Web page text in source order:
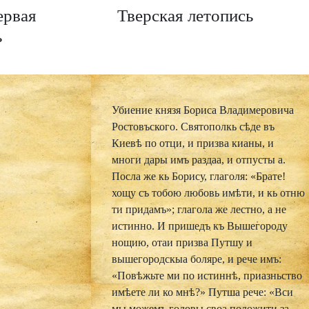
Тверская летопись
Убиение князя Бориса Владимеровича Ростовъского. Святополкь сѣде въ Киевѣ по отци, и призва кианы, и многи дары имъ раздаа, и отпусты а. Посла же кь Борису, глаголя: «Брате! хощу съ тобою любовь имѣти, и кь отню ти придамъ»; глагола же лестно, а не истинно. И пришедъ къ Вышегороду нощию, отаи призва Путшу и вышегородскыа боляре, и рече имъ: «Повѣжьте ми по истиннѣ, приазньство имѣете ли ко мнѣ?» Путша рече: «Вси мы можемъ головы своа положити за тя». Видѣвъ же диаволь, искони ненавидяи добра человѣку, яко всю надежду свою на Бога положиль есть святыи Борись, начатъ подвижнѣе бывати и обрѣть, якоже и Каина на братоубииство горяща, такоже и окааннаго Святополка, по истиннѣ втораго Каина, улови мысль его, яко да избыетъ вся наслѣдникы отца своего, и самъ прииметь всю власть Рускую единь. Тогда призва къ себѣ окаанныи, проклятыи Святополкь съвѣтники всему злу и началникы всеа неправды, и отвръзе прескврыиаа своа уста, и испусти злыи свои глась, и рече Путшинѣ чади: «Аще убо обѣщастеся главы своа положити за мя, то шедше, братиа моа, да где обрящете брата моего Бориса, исмотривше времени убиите его»; и обѣщашася ему тако сътворити. О таковыхъ рече пророкь: "Скоры суть пролиати кровь бес правды; сии бо обѣщаваются крови, и събираютъ себѣ злаа; сихъ путие суть събирающе безаконие, и нечестиемь бо свою душу обиемлютъ". Блаженныи же Борисъ, якоже бѣ посланъ отъ отца своего, и не обрѣте противныхъ своихъ и възвратися; и слышавь о отни смерти, и како потаилъ Святополкь смерть отца своего, и не хотя ити кь Киеву, но якоже бѣ воротилься, и пришедъ ста на Алтѣ шатры; и рѣша ему дружина: «Поиди, сяди въ Киевѣ на столѣ отца своего, се бо вси вои въ руку ти суть». Онъ же къ нимъ отвѣщавааше: «Не буди мнѣ того възяты рукы на брата моего, еще же и старѣишаго, егоже быхъ имѣль яко отца; мнози бо языци въ дому отца моего и превратятъ сердце мое, еже прогнати ми его; якоже и отецъ мои сътвори прежде святаго крещениа». Се же слышавше вои, разыидошася отъ него, а самъ остася токмо съ отрокы своими. И бяше день суботныи, а самъ бѣаше въ велицѣ тузѣ и печали, и влѣзь въ шатерь свои съкрушенымъ сердцемъ, и плакаашеся ськрушенымъ сердцемъ, а душею радостною жалостно глась свои испущааше: «Слезь моихъ не презри, Владыко! да якоже уповаю на тя, тако да сь твоими рабы прииму часть и жребии съ всѣми святыми твоими, яко ты еси Богь милостивь и тебѣ славу възсылаемъ Отцу и Сыну и Святому Духу, нынѣ и присно и въ вѣкы вѣкомъ». Помышляашетъ же мучение и страсть святаго мученика Никиты и святаго Вячеслава, брата Болеславля, князя Чьского, подобно сему убиену бывшу отъ Болеслава, Лятьского князя, брата суща, и како святѣи Варварѣ отець свои убиица бысть; и помышляаше слово премудраго Соломона: праведници въ вѣкы живуть, отъ Господа мзда ихь и строение ихъ отъ Вышняго; и о семъ словеси токмо утѣшаашеся. Таче бысть вечеръ, повелѣ пѣти вечерню, а самъ влѣзь въ шатерь, нача творити вечернюю, съ слезами горкыми и частымъ въздыханиемъ и стенаниемъ многымь. По сихъ же леже спати, и бяше сонь его въ мнозѣ размышлении и въ печали крѣпцѣ и страшнѣ, како предатися на страсть, и како пострадати, и течение скончати, и вѣру сьблюсти, яко да неищадымыи вѣнець прииметъ отъ рукы Вседрьжителя. И възбнувь рано, и видѣ, яко годъ есть утрении, бѣ же въ святую недѣлю, и рече къ прозвитеру своему: «Въставь, начни утренюю»; самъ же, обувь нозѣ свои и лице свое умывъ, начатъ молитися Господу Богу. Послании же отъ Святополка приидоша на Алто въ нощь ту, и подступиша близь шатра, и слышаша гласъ блаженнаго страстотръпца, поюще псалмы заутреняа. Бяше же ему вѣсть о убиении его, и начать пѣти: "Господи! что ся умножиша стужающеи ми? Мнози вьсташа на мя; и прочаа псалма того. И начатъ пѣти псалтырь, глаголя, "яко обыдоша мя пси мнози и юнци тучнии обдрьжаща мя"; и паки: "Господи, Боже мои! на тя уповахъ, и спаси мя; таче по семъ канонь". И скончаша ему утренюю, начатъ молитися, зря ко иконѣ Господни, глаголя сице: «Господи Исусе Христе! Иже симъ образомъ явися на земли, изволивыи своею волею пригвоздитися на крестѣ, и приимъ смерть грѣхь ради нашихъ, и сподоби мя тако приати страсть». И яко услышааше топотъ золъ около шатра, и трепетенъ бывь, нача слезы испущати отъ очию своею, и глаголаше: «Слава ти, Господи, о всемь томъ яко сподобиль ми еси, зависти ради, приати горкую смерть, и все пострадати любве ради словесе твоего; не въсхотѣхъ бо себе самъ възыскати, ничтоже себе изволихъ по апостолу: любы тръпитъ, всему вѣру емлетъ, не ищетъ своихъ си; и пакы: боязни въ любви нѣсть, но съврьшенна любовь вонъ изгоняетъ страхъ; тѣмже, Владыко, душа моа въ руку твоею есть выну, яко закона твоего не забыхъ; яко Господу годѣ, тако и бысть.» И яко узрѣ прозвитерь его и отрокь, иже служааше предъ нимъ, господина своего дряхла и печалию обилна суща зѣло, расплакастася и глаголаста: «Милыи наю господине драгыи! коликои благости сподобися, яко не въсхотѣ противитися брату своему, любве ради Божиа, колико воа дръжа въ руку свою!». И си рекша, умилистася и умлькоста, и абие узрѣста текущихъ кь шатру, блистания оружиа, и мечное оцѣщение. Безъ милости прободено бысть честное и многомилостивое тѣло святаго и блаженнаго страстотрьпца Бориса; и въскочивше въ шатрь насунуша его копиемъ окаанныи Путша, и Талець, и Еловичь, и Ляшко. Видѣвъ же се отрокъ его, връжеся на тѣло его, рекь: «Да не остану тебе, господине мои драгыи; да идеже красота тѣла твоего увядаетъ, ту и азъ сподоблень буду животь свои скончати». Бяше же сеи отрокъ родомъ Угринь, именемъ Георгии, братъ Моисею, егоже потомъ плѣни Болеславъ, плѣнуа Киевь съ Святополкомь, бияся съ Ярославомъ; много пострада въ Лясѣхъ въ плѣну отъ жены нѣкыя, еяже мужа убиша на бою вои Ярославли; она же хотѣ сего Моисея въ домь свои взяти въ мужа себѣ, красоты ради его, бѣша бо красенъ велми; о немъ же повѣсть въ Патерицѣ въ Печерскомь. Мы же сие глаголемь; На Георгиа же бяше възложилъ святыи Борисъ гривну злату, бѣ бо любимъ Борисомъ паче мѣры; ту же и того прободоша. Святыи же Борисъ яко бысть уранень, искочи ис шатра въ оторопѣ, и начаша глаголати стоящеи округъ его: «Что стоите зряще? Приступльше скончаемь повелѣнное намъ". Сиа слышавъ блаженныи Борисъ, нача молитися имъ и милъ ся дѣати, глаголя имъ: «братиа моа милаа! мало ми время дождѣте, да помолюся Богу моему.» И възрѣвь на небо сь слезами и горцѣ въздохнувь, нача молитися сицеми глаголы: «Господи Исусе Христе, Боже милостивыи, и многомилостивыи, и премногомилостивыи Владыко! славати, яко сподобилъ мя еси, Владыко, отъ прелести житиа сего лестнаго отъити; слава ти, прещедрыи Живодавче, яко сподобилъ мя еси труда святыхь ти мученикь; слава ти, Владыко человѣколюбче, сподобивыи мя скончати хотѣние сердца моего; слава, Христе, многому милосердию твоему, иже направивыи на правыи путь мирныи ногы моа тещи къ тебѣ безъ съблазньства; призры съ высоты святыа твоеа и виждь болѣзнь сердца моего, юже приахь отъ сродника моего, яко тебе ради умръщвляемы есми весь день, въмѣниша мя яко овца въ снѣдь. Вѣси бо, Господи мои, вѣси, яко не противлюся, ни въпрекы глаголю; имыи въ руку моею вся воа отца моего и вся любима отца моего, и ничтоже умыслихъ противу брату моему, онъ же елико възможе, въздвиже на мя; да аще бы ми врагь поносилъ, претрьпѣлъ быхъ убо отъ него, и аще бы ненавидяи мя на мя велерѣчевалъ, укрылся быхъ отъ него. Но ты, Господи, виждь и суди межи мною и братомъ моимъ, и не постави имъ грѣха сего, но приими въ миръ духь мои, аминь». Таче възрѣвь къ нимъ умиленыма очима, испадшимъ лицемъ, весь слезами облиявся, рече е: «Братие! приступльше кончаите службу вашу, и не буди мирь, братие, брату моему и вамъ». Да елико слышаху словеса его, отъ слезъ не можааху ни словесе рещи, отъ страха же и печали горкиа и отъ многь слезъ, но съ въздыханиемь горкымъ жалостно глаголааху, плачуще въ души своеи: «Увы намъ, княже нашь милыи, драгыи, блаженныи, водителю слѣпымь, одежда нагымъ, старости жезль, ненаказаннымь казателю! кто уже исправитъ вся? како не въсхотѣ славы мира сего? како не въсхотѣ веселитися съ честными велможами? како не въсхотѣ величии въ семъ житии? кто бо не почудится великому его смирентю? кто ли не смирится, оно смирение видя и слыша?» И абие успе, предавь душу въ руцѣ Бога живаго, мѣсяца иулиа 24 день. Избыша же и отрокы многы; съ Георгиа же не могуще гривны сняти, отсѣкше главу его отвръгоша кромѣ, да тѣмъ послѣди не могоша познати тѣла его. Блаженнаго же Бориса обертѣша въ шатеръ, възложиша на кола, и повезоша его, и яко быша на бору, нача въскланяти святую главу свою; и се увѣдавъ Святополкь, посла два варяга, и прободоста и мечи въ сердце. И тако скончася блаженныи Борисъ, въсприемъ неувѣдаемыи вѣнець отъ Христа Бога съ праведними, причтеся съ пророкы и апостолы, и съ ликы мученическыми въдворяася, Авраама на лонѣ почиваа, и видя неизреченную радость, въспѣваа съ аггелы и веселяся въ лицѣ святыхъ. И привезше на Днѣпрь, вложиша его въ лодию, и приплувше съ нимь подъ Киевь; Киане же не приаша его, но отпнухуша прочь. И привезше тѣло его таи, положиша у церкви святаго Василия, въ Вышегородѣ, въ землю погребоша. Сеи благовѣрныи князь Борись, благаго корене сыи, послушливъ бѣ, отцу покаряяся о всемъ; тѣломъ бяше красень и высокь, лицемь кругль, плечи высоцѣ, въ чреслѣхь тонокь, очима добрь и весель, брада мала и усъ, младъ бо бѣ еще; свѣтяся царскы, крѣпокъ тѣломъ, на рати храберь, въ сьвѣтехъ мудръ и разумень, при всемь всячьскы украшень акы цвѣтъ въ юности своеи, и благодать Божиа цвѣтяше на немъ. Окааннии же сии убиици приидоша кь Святополку, акы хвалу имуще, безаконници. Сии бо слугы бѣсы бываютъ; бѣсы бо на злое посылаеми бываютъ, аггели же на благое слеми суть. Аггель бо человѣку зла не сьтворяетъ, но благое мыслитъ ему всегда, паче же христианомъ помагаетъ и заступаетъ отъ съпротивнаго диавола; а бѣси всегда на злое словятъ, завидяще ему, понеже видятъ человѣка почтена Богомъ, и завидяще ему, на злое слеми скори суть. Рече бо Богь: "Кто идетъ прелестити Ахава? И рече бѣсь: "Се азъ иду". Злыи же человѣкь, тщашася на злое, не хуждьши есть бѣса; бѣси бо Бога боятся и человѣкь стыдятся, а золъ че